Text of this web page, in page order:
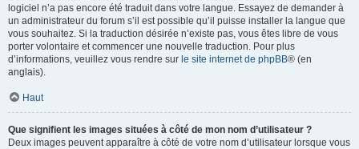
logiciel n’a pas encore été traduit dans votre langue. Essayez de demander à
un administrateur du forum s’il est possible qu’il puisse installer la langue que
vous souhaitez. Si la traduction désirée n’existe pas, vous êtes libre de vous
porter volontaire et commencer une nouvelle traduction. Pour plus
d’informations, veuillez vous rendre sur le site internet de phpBB® (en
anglais).
Haut
Que signifient les images situées à côté de mon nom d’utilisateur ?
Deux images peuvent apparaître à côté de votre nom d’utilisateur lorsque vous